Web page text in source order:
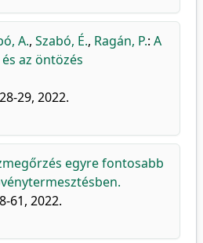
A., Szabó, É., Ragán, P.: A
az öntözés
29, 2022.
egyre fontosabb
61, 2022.